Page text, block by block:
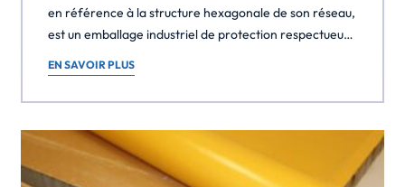
en référence à la structure hexagonale de son réseau,
est un emballage industriel de protection respectueux
alternative écologique aux matériaux dérivés des
industries des énergies fossiles tels que les panneaux
plastiques thermoformés, les […]
EN SAVOIR PLUS